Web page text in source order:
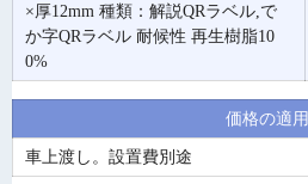
×厚12mm 種類：解説QRラベル,で
か字QRラベル 耐候性 再生樹脂10
0%
価格の適用
車上渡し。設置費別途